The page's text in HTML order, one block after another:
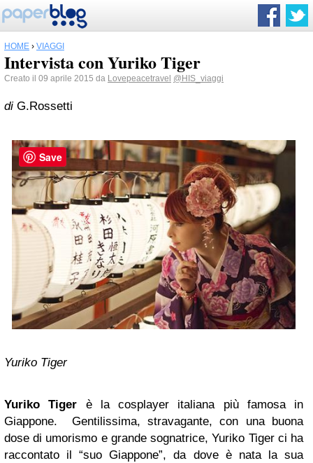
HOME › VIAGGI
Intervista con Yuriko Tiger
Creato il 09 aprile 2015 da Lovepeacetravel @HIS_viaggi
di G.Rossetti
Yuriko Tiger
Yuriko Tiger è la cosplayer italiana più famosa in
Giappone. Gentilissima, stravagante, con una buona
dose di umorismo e grande sognatrice, Yuriko Tiger ci ha
raccontato il “suo Giappone”, da dove è nata la sua
Save